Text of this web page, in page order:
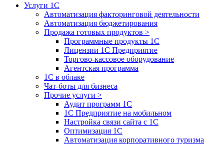
Услуги 1С
Автоматизация факторинговой деятельности
Автоматизация бюджетирования
Продажа готовых продуктов >
Программные продукты 1С
Лицензии 1С Предприятие
Торгово-кассовое оборудование
Агентская программа
1С в облаке
Чат-боты для бизнеса
Прочие услуги >
Аудит программ 1С
1С Предприятие на мобильном
Настройка связи сайта с 1С
Оптимизация 1С
Автоматизация корпоративного туризма